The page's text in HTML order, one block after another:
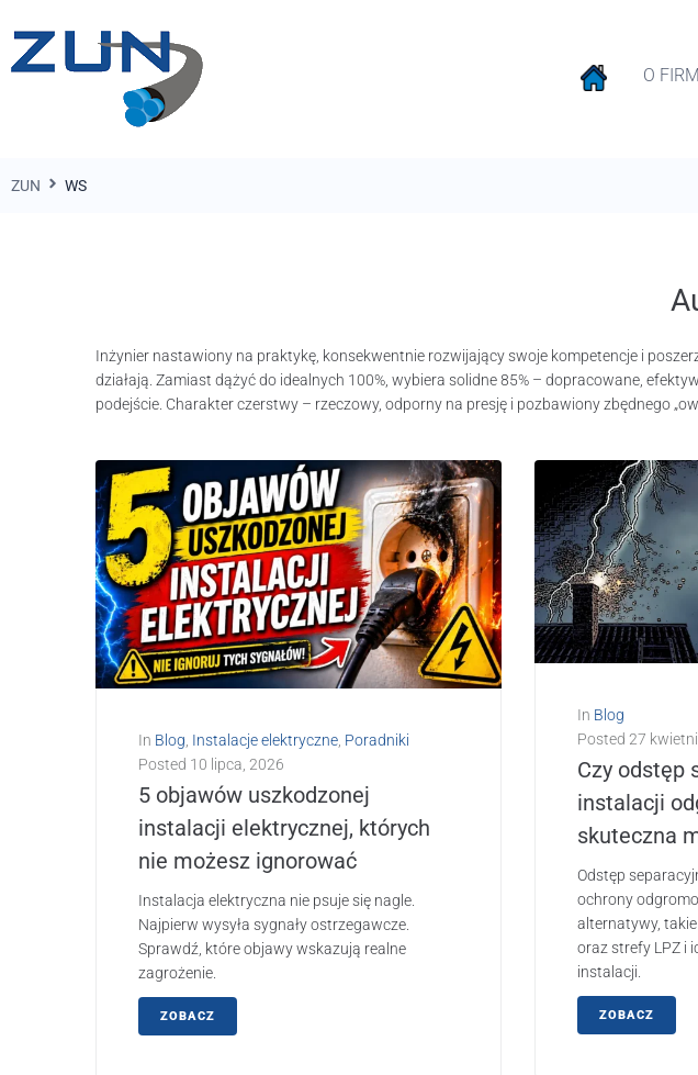
O
ZUN WS
Inżynier nastawiony na praktykę, konsekwentnie rozwijający swoje kompetencje i
działają. Zamiast dążyć do idealnych 100%, wybiera solidne 85% – dopracowane,
podejście. Charakter czerstwy – rzeczowy, odporny na presję i pozbawiony zbędnego
In Blog, Instalacje elektryczne, Poradniki
Posted 10 lipca, 2026
5 objawów uszkodzonej
instalacji elektrycznej, których
nie możesz ignorować
Instalacja elektryczna nie psuje się nagle.
Najpierw wysyła sygnały ostrzegawcze.
Sprawdź, które objawy wskazują realne
zagrożenie.
ZOBACZ
In Blog
Posted 27
Czy odstęp
instalacji
skuteczna
Odstęp
ochrony
alternatywy,
oraz strefy LPZ i
instalacji.
ZOBACZ